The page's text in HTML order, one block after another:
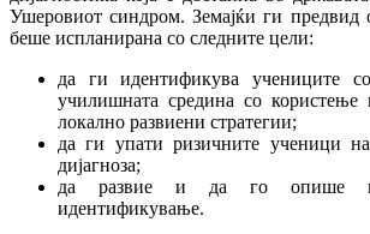
Ушеровиот синдром. Земајќи ги предвид
беше испланирана со следните цели:
да ги идентификува учениците
училишната средина со
локално развиени стратегии;
да ги упати ризичните ученици
дијагноза;
да развие и да го опише
идентификување.